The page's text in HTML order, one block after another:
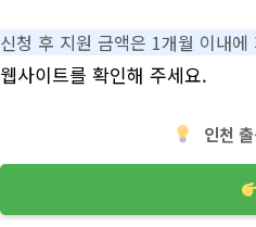
신청 후 지원 금액은 1개월 이내에
웹사이트를 확인해 주세요.
인천